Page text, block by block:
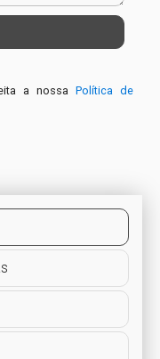
a nossaPolítica de